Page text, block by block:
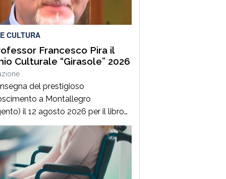
CULTURA
Francesco Pira il
Culturale “Girasole” 2026
del prestigioso
a Montallegro
il 12 agosto 2026 per il libro
EduComunicazione”. La
la sua capacità di
la contemporaneità con
offrendo strumenti concreti per
le dinamiche del mondo